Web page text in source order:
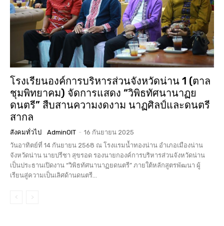
โรงเรียนองค์การบริหารส่วนจังหวัดน่าน 1 (ตาล
ชุมพิทยาคม) จัดการแสดง “วิพิธทัศนานาฏย
ดนตรี” สืบสานความงดงาม นาฏศิลป์และดนตรี
สากล
สังคมทั่วไป AdminOIT - 16 กันยายน 2025
วันอาทิตย์ที่ 14 กันยายน 2568 ณ โรงแรมน้ำทองน่าน อำเภอเมืองน่าน
จังหวัดน่าน นายปรีชา สุขรอด รองนายกองค์การบริหารส่วนจังหวัดน่าน
เป็นประธานเปิดงาน “วิพิธทัศนานาฏยดนตรี” ภายใต้หลักสูตรพัฒนา ผู้
เรียนสู่ความเป็นเลิศด้านดนตรี...